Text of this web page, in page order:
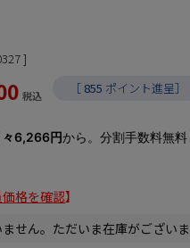
税込 ［ 855 ポイント進呈］
々6,266円から。分割手数料無
格を確認】
せん。ただいま在庫がございま